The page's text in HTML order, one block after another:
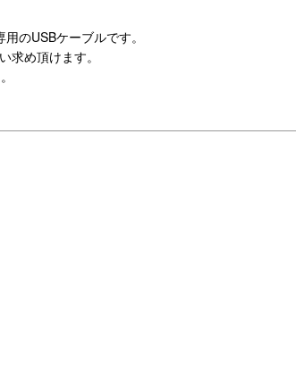
のUSBケーブルです。
求め頂けます。